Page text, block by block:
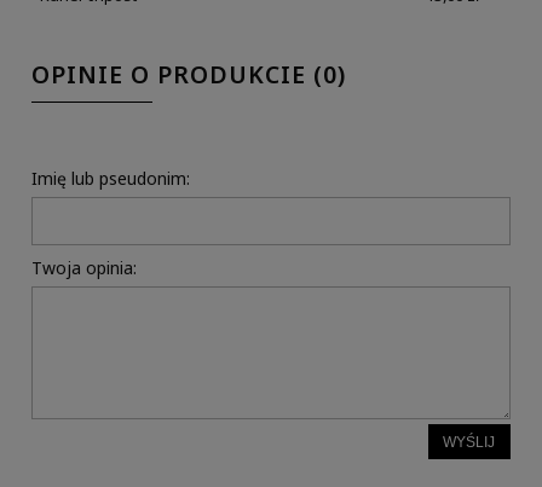
OPINIE O PRODUKCIE (0)
Imię lub pseudonim:
Twoja opinia:
WYŚLIJ